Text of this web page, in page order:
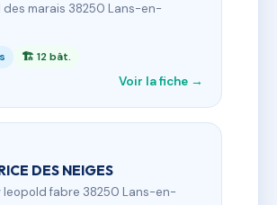
des marais 38250 Lans-en-
🏗 12 bât.
Voir la fiche →
DES NEIGES
leopold fabre 38250 Lans-en-